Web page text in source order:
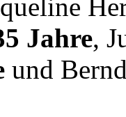
Jahre,
und